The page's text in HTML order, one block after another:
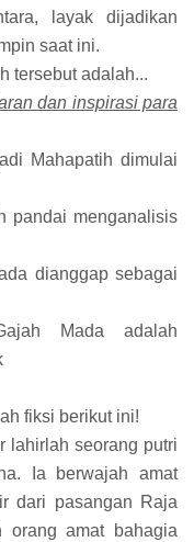
layak dijadikan
saat ini.
tersebut adalah...
dan inspirasi para
Mahapatih dimulai
pandai menganalisis
dianggap sebagai
Mada adalah
fiksi berikut ini!
lahirlah seorang putri
Ia berwajah amat
dari pasangan Raja
orang amat bahagia